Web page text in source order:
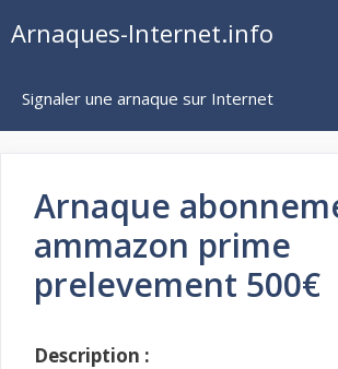
auArnaques-Internet.info
Signaler une arnaque sur Internet
Arnaque
ammazon prime
prelevement 500€
Description :